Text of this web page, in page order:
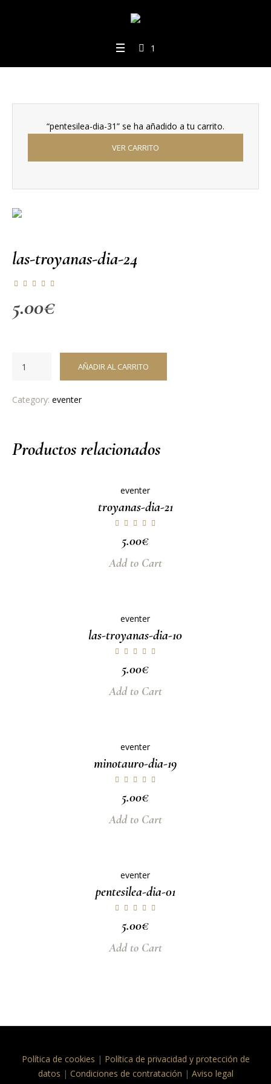
1
“pentesilea-dia-31” se ha añadido a tu carrito.
VER CARRITO
las-troyanas-dia-24
5.00€
AÑADIR AL CARRITO
Category: eventer
Productos relacionados
eventer
troyanas-dia-21
5.00€
Add to Cart
eventer
las-troyanas-dia-10
5.00€
Add to Cart
eventer
minotauro-dia-19
5.00€
Add to Cart
eventer
pentesilea-dia-01
5.00€
Add to Cart
Política de cookies | Política de privacidad y protección de
datos | Condiciones de contratación | Aviso legal